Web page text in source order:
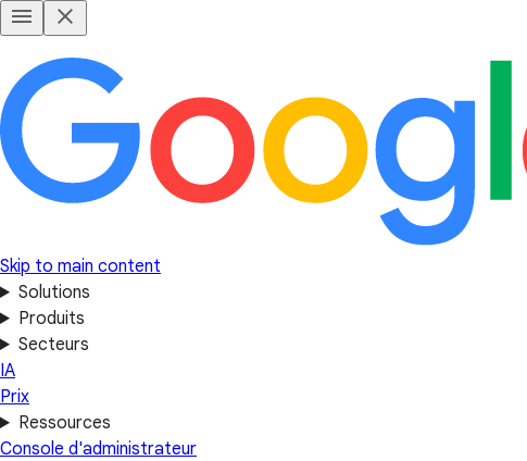
Skip to main content
Solutions
Produits
Secteurs
IA
Prix
Ressources
Console d'administrateur